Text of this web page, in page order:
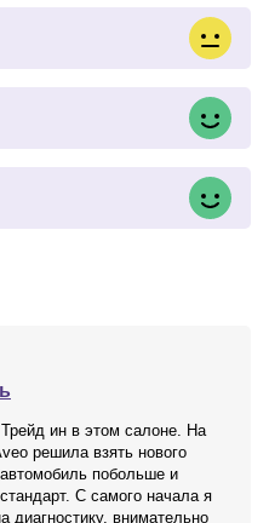
ин в этом салоне. На
решила взять нового
побольше и
С самого начала я
диагностику, внимательно